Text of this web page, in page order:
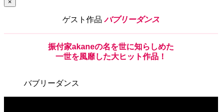
×
ゲスト作品 バブリーダンス
振付家akaneの名を世に知らしめた
一世を風靡した大ヒット作品！
バブリーダンス